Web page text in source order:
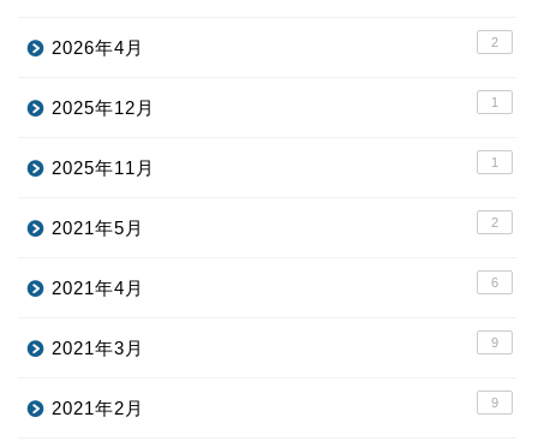
2026年4月 2
2025年12月 1
2025年11月 1
2021年5月 2
2021年4月 6
2021年3月 9
2021年2月 9